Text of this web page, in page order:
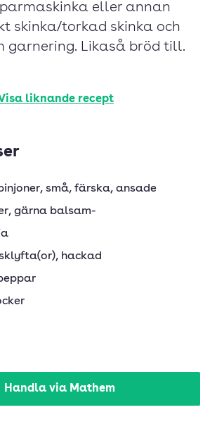
eller annan
skinka/torkad skinka och
garnering. Likaså bröd till.
liknande recept
, små, färska, ansade
, gärna balsam-
, hackad
Handla via Mathem